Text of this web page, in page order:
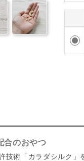
合のおやつ
技術「カラダシルク